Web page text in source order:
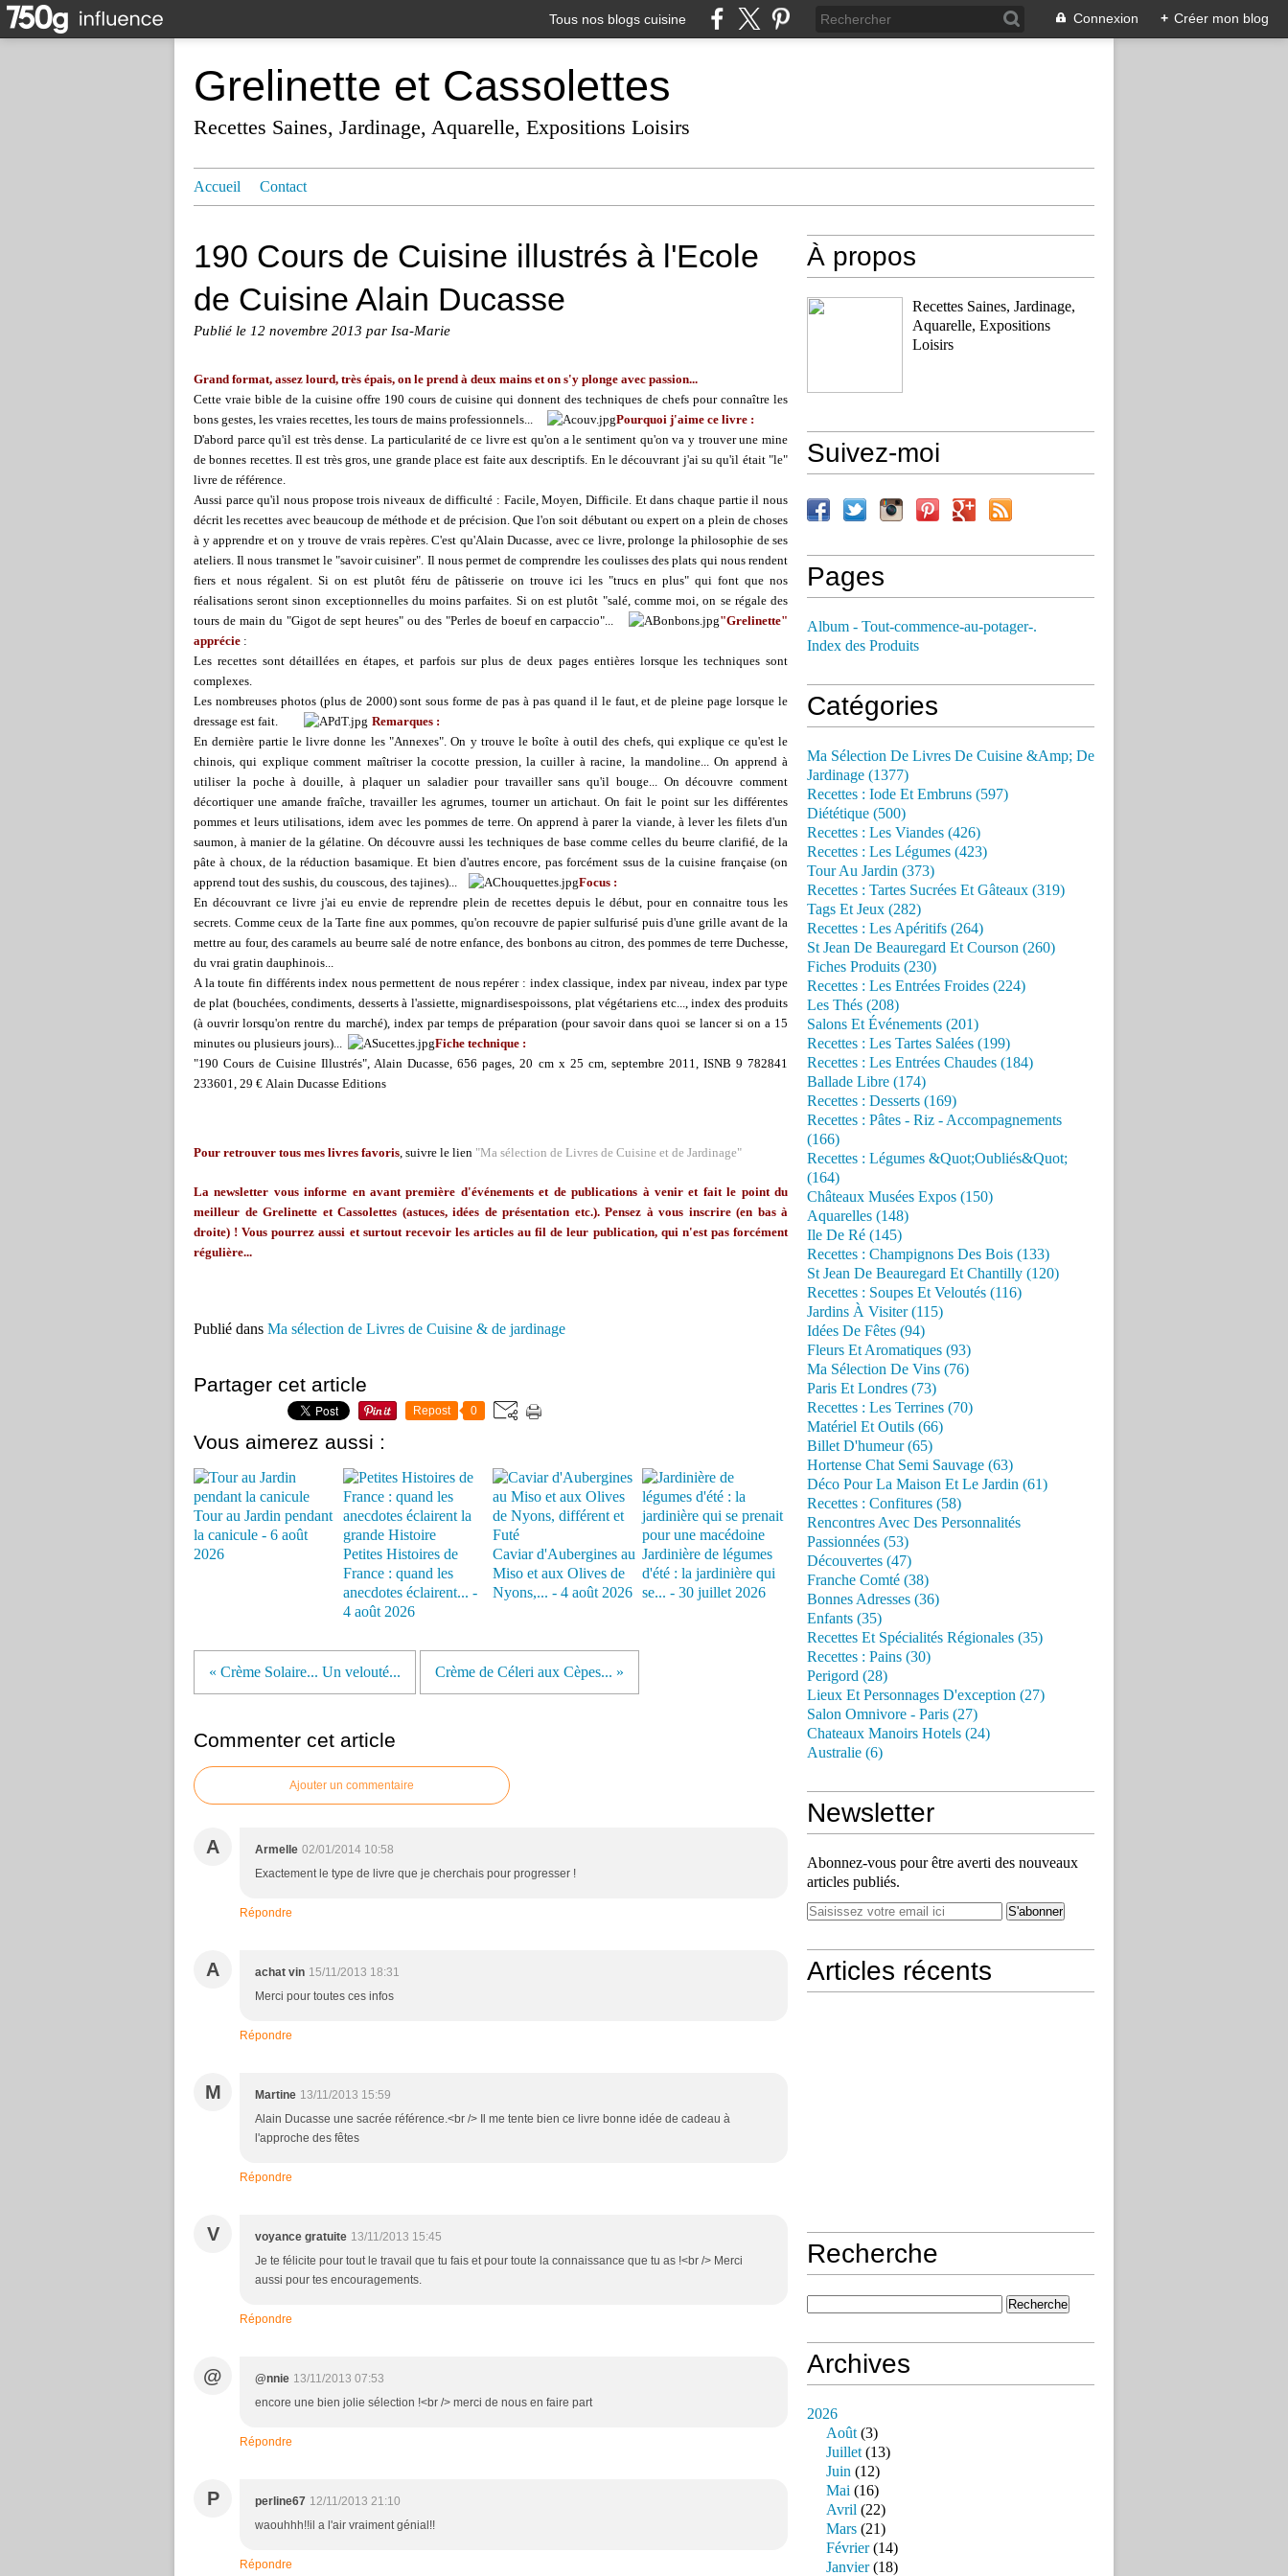
Tous nos blogs cuisine Connexion + Créer mon blog
Grelinette et Cassolettes
Recettes Saines, Jardinage, Aquarelle, Expositions Loisirs
Accueil Contact
190 Cours de Cuisine illustrés à l'Ecole
de Cuisine Alain Ducasse
Publié le 12 novembre 2013 par Isa-Marie
Grand format, assez lourd, très épais, on le prend à deux mains et on s'y plonge avec passion...
Cette vraie bible de la cuisine offre 190 cours de cuisine qui donnent des techniques de chefs pour connaître les
bons gestes, les vraies recettes, les tours de mains professionnels...
Pourquoi j'aime ce livre :
D'abord parce qu'il est très dense. La particularité de ce livre est qu'on a le sentiment qu'on va y trouver une mine
de bonnes recettes. Il est très gros, une grande place est faite aux descriptifs. En le découvrant j'ai su qu'il était "le"
livre de référence.
Aussi parce qu'il nous propose trois niveaux de difficulté : Facile, Moyen, Difficile. Et dans chaque partie il nous
décrit les recettes avec beaucoup de méthode et de précision. Que l'on soit débutant ou expert on a plein de choses
à y apprendre et on y trouve de vrais repères. C'est qu'Alain Ducasse, avec ce livre, prolonge la philosophie de ses
ateliers. Il nous transmet le "savoir cuisiner". Il nous permet de comprendre les coulisses des plats qui nous rendent
fiers et nous régalent. Si on est plutôt féru de pâtisserie on trouve ici les "trucs en plus" qui font que nos
réalisations seront sinon exceptionnelles du moins parfaites. Si on est plutôt "salé, comme moi, on se régale des
tours de main du "Gigot de sept heures" ou des "Perles de boeuf en carpaccio"...
"Grelinette"
apprécie :
Les recettes sont détaillées en étapes, et parfois sur plus de deux pages entières lorsque les techniques sont
complexes.
Les nombreuses photos (plus de 2000) sont sous forme de pas à pas quand il le faut, et de pleine page lorsque le
dressage est fait.
Remarques :
En dernière partie le livre donne les "Annexes". On y trouve le boîte à outil des chefs, qui explique ce qu'est le
chinois, qui explique comment maîtriser la cocotte pression, la cuiller à racine, la mandoline... On apprend à
utiliser la poche à douille, à plaquer un saladier pour travailler sans qu'il bouge... On découvre comment
décortiquer une amande fraîche, travailler les agrumes, tourner un artichaut. On fait le point sur les différentes
pommes et leurs utilisations, idem avec les pommes de terre. On apprend à parer la viande, à lever les filets d'un
saumon, à manier de la gélatine. On découvre aussi les techniques de base comme celles du beurre clarifié, de la
pâte à choux, de la réduction basamique. Et bien d'autres encore, pas forcément ssus de la cuisine française (on
apprend tout des sushis, du couscous, des tajines)...
Focus :
En découvrant ce livre j'ai eu envie de reprendre plein de recettes depuis le début, pour en connaitre tous les
secrets. Comme ceux de la Tarte fine aux pommes, qu'on recouvre de papier sulfurisé puis d'une grille avant de la
mettre au four, des caramels au beurre salé de notre enfance, des bonbons au citron, des pommes de terre Duchesse,
du vrai gratin dauphinois...
A la toute fin différents index nous permettent de nous repérer : index classique, index par niveau, index par type
de plat (bouchées, condiments, desserts à l'assiette, mignardisespoissons, plat végétariens etc..., index des produits
(à ouvrir lorsqu'on rentre du marché), index par temps de préparation (pour savoir dans quoi se lancer si on a 15
minutes ou plusieurs jours)...
Fiche technique :
"190 Cours de Cuisine Illustrés", Alain Ducasse, 656 pages, 20 cm x 25 cm, septembre 2011, ISNB 9 782841
233601, 29 € Alain Ducasse Editions
Pour retrouver tous mes livres favoris, suivre le lien "Ma sélection de Livres de Cuisine et de Jardinage"
Lanewsletter vous informe en avant première d'événements et de publications à venir et fait le point du
meilleur de Grelinette et Cassolettes (astuces, idées de présentation etc.). Pensez à vous inscrire (en bas à
droite) ! Vous pourrez aussi et surtout recevoir les articles au fil de leur publication, qui n'est pas forcément
régulière...
Publié dans Ma sélection de Livres de Cuisine & de jardinage
Partager cet article
Repost 0
Vous aimerez aussi :
Tour au Jardin pendant
la canicule - 6 août
2026
Petites Histoires de
France : quand les
anecdotes éclairent... -
4 août 2026
Caviar d'Aubergines au
Miso et aux Olives de
Nyons,... - 4 août 2026
Jardinière de légumes
d'été : la jardinière qui
se... - 30 juillet 2026
« Crème Solaire... Un velouté... Crème de Céleri aux Cèpes... »
Commenter cet article
Ajouter un commentaire
A Armelle 02/01/2014 10:58
Exactement le type de livre que je cherchais pour progresser !
Répondre
A achat vin 15/11/2013 18:31
Merci pour toutes ces infos
Répondre
M Martine 13/11/2013 15:59
Alain Ducasse une sacrée référence.<br /> Il me tente bien ce livre bonne idée de cadeau à
l'approche des fêtes
Répondre
V voyance gratuite 13/11/2013 15:45
Je te félicite pour tout le travail que tu fais et pour toute la connaissance que tu as !<br /> Merci
aussi pour tes encouragements.
Répondre
@ @nnie 13/11/2013 07:53
encore une bien jolie sélection !<br /> merci de nous en faire part
Répondre
P perline67 12/11/2013 21:10
waouhhh!!il a l'air vraiment génial!!
Répondre
À propos
Recettes Saines, Jardinage,
Aquarelle, Expositions
Loisirs
Suivez-moi
Pages
Album - Tout-commence-au-potager-.
Index des Produits
Catégories
Ma Sélection De Livres De Cuisine &Amp; De
Jardinage (1377)
Recettes : Iode Et Embruns (597)
Diététique (500)
Recettes : Les Viandes (426)
Recettes : Les Légumes (423)
Tour Au Jardin (373)
Recettes : Tartes Sucrées Et Gâteaux (319)
Tags Et Jeux (282)
Recettes : Les Apéritifs (264)
St Jean De Beauregard Et Courson (260)
Fiches Produits (230)
Recettes : Les Entrées Froides (224)
Les Thés (208)
Salons Et Événements (201)
Recettes : Les Tartes Salées (199)
Recettes : Les Entrées Chaudes (184)
Ballade Libre (174)
Recettes : Desserts (169)
Recettes : Pâtes - Riz - Accompagnements
(166)
Recettes : Légumes &Quot;Oubliés&Quot;
(164)
Châteaux Musées Expos (150)
Aquarelles (148)
Ile De Ré (145)
Recettes : Champignons Des Bois (133)
St Jean De Beauregard Et Chantilly (120)
Recettes : Soupes Et Veloutés (116)
Jardins À Visiter (115)
Idées De Fêtes (94)
Fleurs Et Aromatiques (93)
Ma Sélection De Vins (76)
Paris Et Londres (73)
Recettes : Les Terrines (70)
Matériel Et Outils (66)
Billet D'humeur (65)
Hortense Chat Semi Sauvage (63)
Déco Pour La Maison Et Le Jardin (61)
Recettes : Confitures (58)
Rencontres Avec Des Personnalités
Passionnées (53)
Découvertes (47)
Franche Comté (38)
Bonnes Adresses (36)
Enfants (35)
Recettes Et Spécialités Régionales (35)
Recettes : Pains (30)
Perigord (28)
Lieux Et Personnages D'exception (27)
Salon Omnivore - Paris (27)
Chateaux Manoirs Hotels (24)
Australie (6)
Newsletter
Abonnez-vous pour être averti des nouveaux
articles publiés.
Articles récents
Recherche
Archives
2026
Août(3)
Juillet(13)
Juin (12)
Mai (16)
Avril (22)
Mars (21)
Février(14)
Janvier(18)